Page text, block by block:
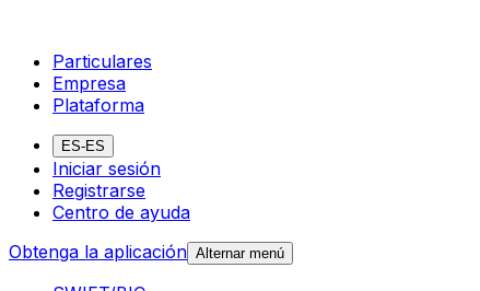
Particulares
Empresa
Plataforma
ES-ES
Iniciar sesión
Registrarse
Centro de ayuda
Obtenga la aplicación Alternar menú